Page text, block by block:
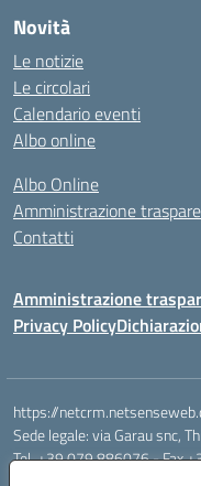
Novità
Le notizie
Le circolari
Calendario eventi
Albo online
Albo Online
Amministrazione
Contatti
Amministrazione
Privacy Policy
https://
Sede legale: via Garau snc,
Tel. +39 079 886076 - Fax